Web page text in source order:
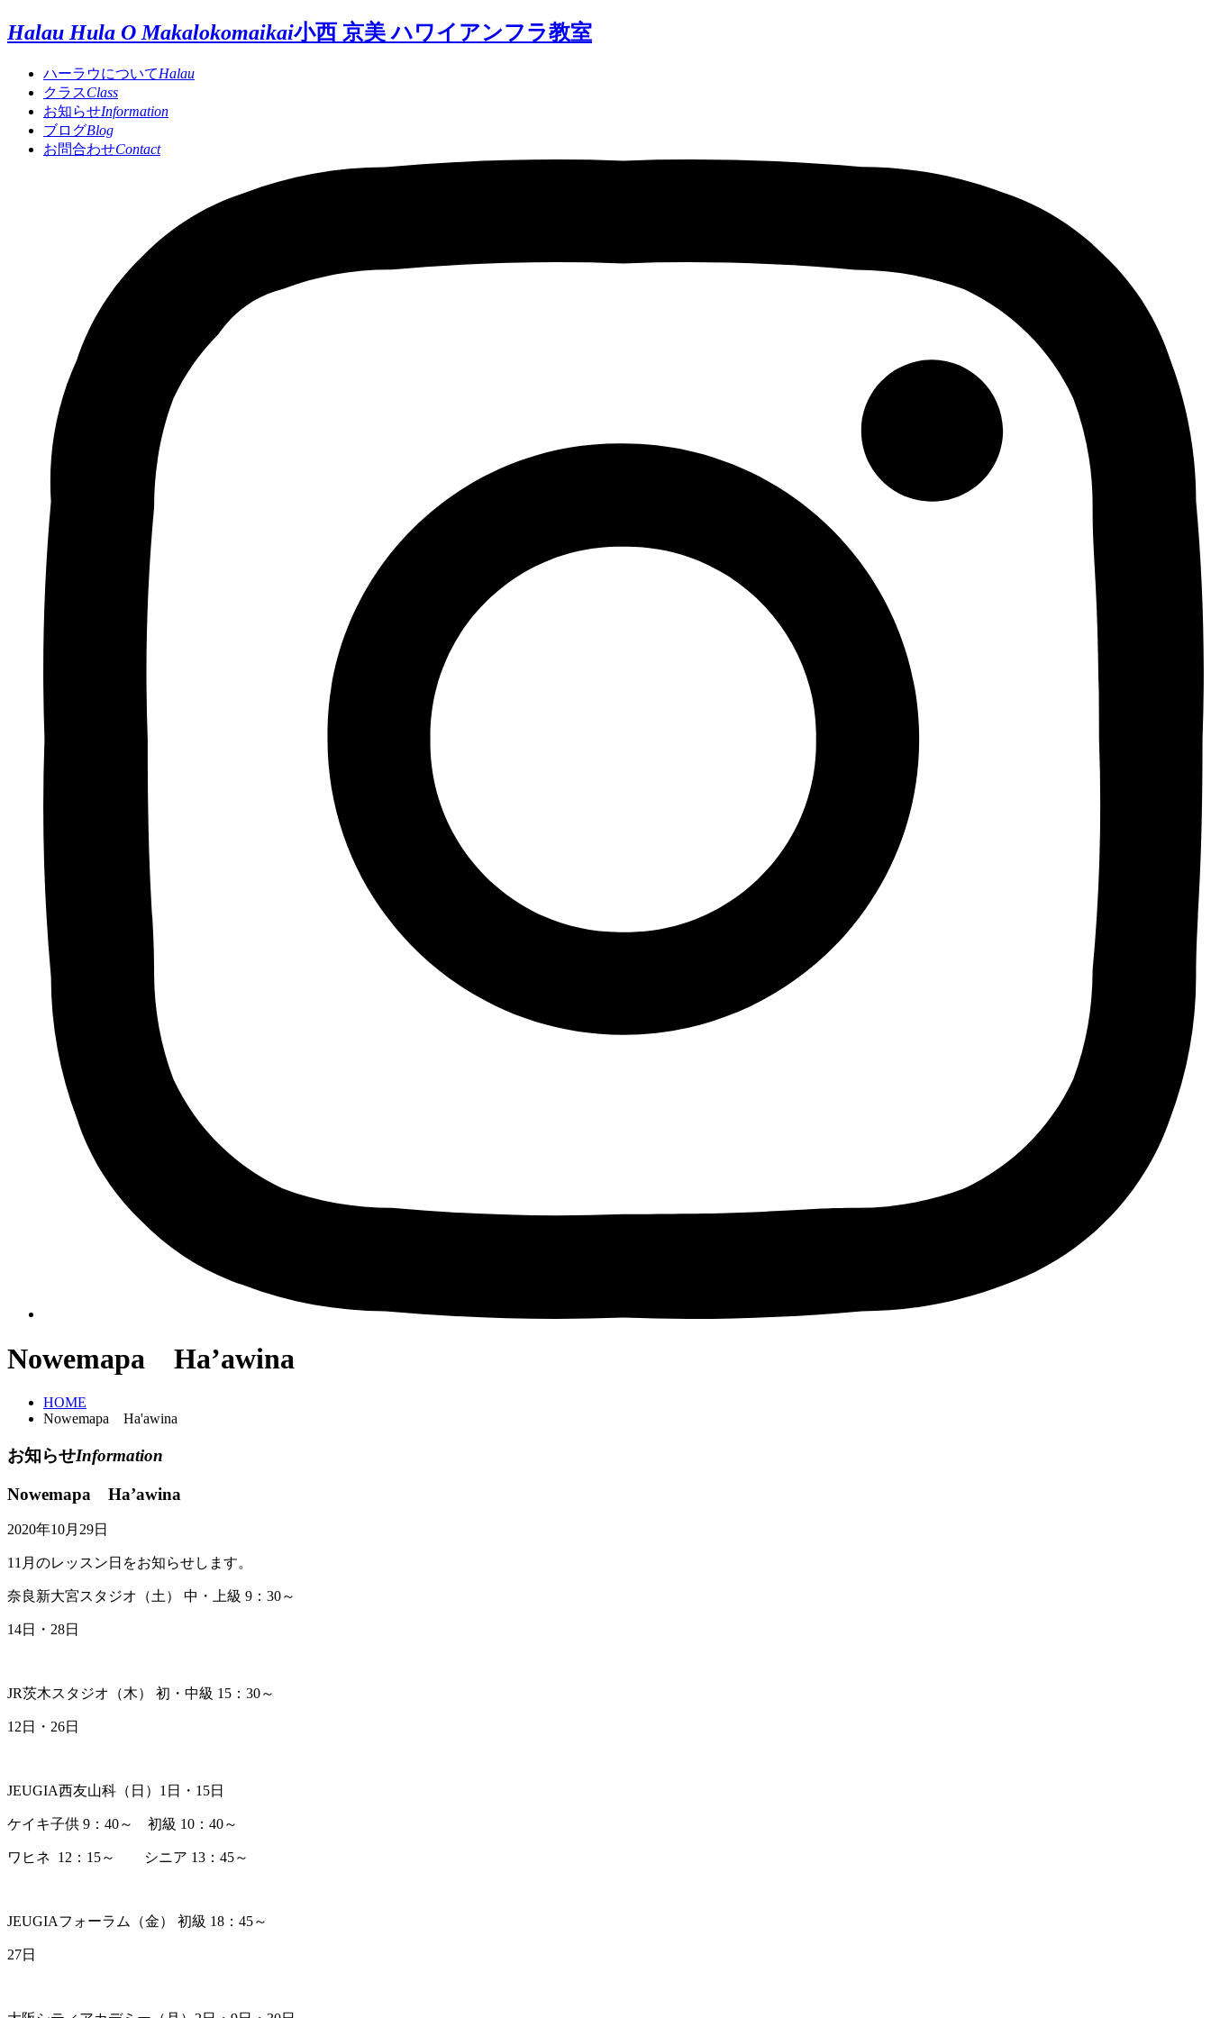
Halau Hula O Makalokomaikai小西 京美 ハワイアンフラ教室
ハーラウについてHalau
クラスClass
お知らせInformation
ブログBlog
お問合わせContact
Nowemapa Ha’awina
HOME
Nowemapa Ha'awina
お知らせInformation
Nowemapa Ha’awina
2020年10月29日
11月のレッスン日をお知らせします。
奈良新大宮スタジオ（土） 中・上級 9：30～
14日・28日
JR茨木スタジオ（木） 初・中級 15：30～
12日・26日
JEUGIA西友山科（日）1日・15日
ケイキ子供 9：40～ 初級 10：40～
ワヒネ 12：15～ シニア 13：45～
JEUGIAフォーラム（金） 初級 18：45～
27日